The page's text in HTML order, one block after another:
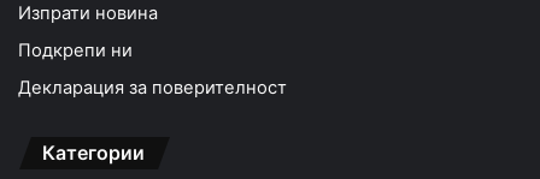
Изпрати новина
Подкрепи ни
Декларация за поверителност
Категории